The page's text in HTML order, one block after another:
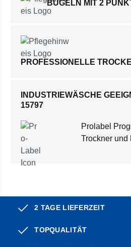
BÜGELN MIT 2
PROFESSIONELLE
INDUSTRIEWÄSCHE
15797
Prolabel
Trockner und
2 TAGE LIEFERZEIT
TOPQUALITÄT